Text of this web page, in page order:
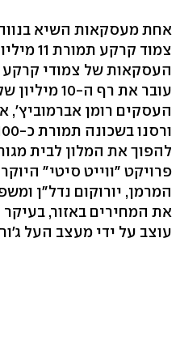
אחת מעסקאות השיא
צמוד
העסקאות של צמודי קרקע
עובר את רף
העסקים רומן אברמוביץ',
להפוך את המלון לבית
פרויקט "ווייט סיטי"
המרמן, יורוקום נדל"ן
את המחירים באזור,
עוצב על ידי מעצב העל